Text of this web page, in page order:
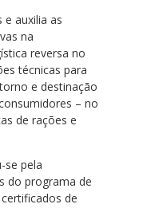
auxilia as
na
reversa no
técnicas para
e destinação
– no
de rações e
se pela
do programa de
de